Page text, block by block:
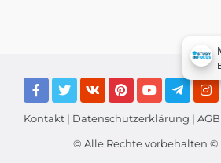
Kontakt | Datenschutzerklärung | AGB
© Alle Rechte vorbehalten ©